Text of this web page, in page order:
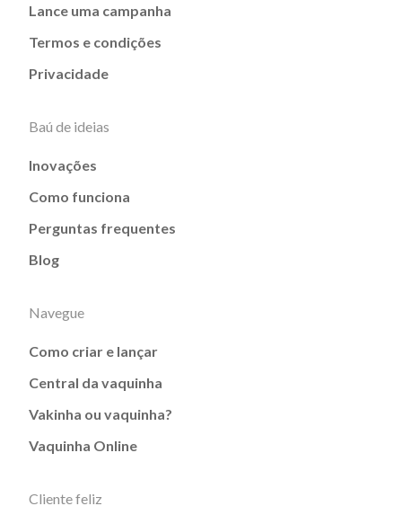
Lance uma campanha
Termos e condições
Privacidade
Baú de ideias
Inovações
Como funciona
Perguntas frequentes
Blog
Navegue
Como criar e lançar
Central da vaquinha
Vakinha ou vaquinha?
Vaquinha Online
Cliente feliz